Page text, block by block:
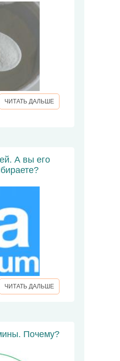
ЧИТАТЬ ДАЛЬШЕ
А вы его
ЧИТАТЬ ДАЛЬШЕ
Почему?